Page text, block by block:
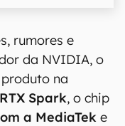
rumores e
da NVIDIA, o
na
RTX Spark, o chip
a MediaTek e